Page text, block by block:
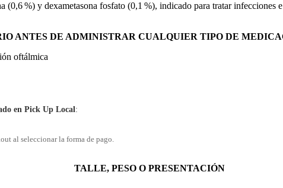
%) y dexametasona fosfato (0,1 %), indicado para tratar infecciones
ANTES DE ADMINISTRAR CUALQUIER TIPO DE
oftálmica
en Pick Up Local:
al seleccionar la forma de pago.
TALLE, PESO O PRESENTACIÓN